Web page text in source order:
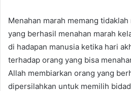
Menahan marah memang
yang berhasil menahan marah
di hadapan manusia ketika hari
terhadap orang yang bisa
Allah membiarkan orang yang
dipersilahkan untuk memilih